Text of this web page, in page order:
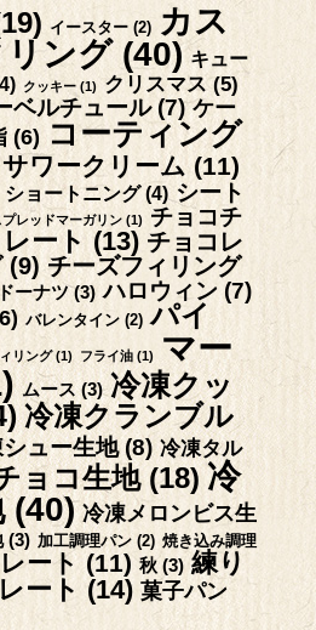
イースター (2) カス
ング(40) キュー
クッキー (1) クリスマス(5)
ベルチュール(7) ケー
(6) コーティング
サワークリーム(11)
ショートニング(4) シート
プレッドマーガリン (1)
チョコチ
ート (13) チョコレ
(9) チーズフィリング
ドーナツ(3) ハロウィン (7)
バレンタイン (2) パイ
リング(1) フライ油 (1)
マー
ムース(3) 冷凍クッ
冷凍クランブル
ュー生地(8) 冷凍タル
ョコ生地(18) 冷
(40) 冷凍メロンビス生
(3) 加工調理パン (2) 焼き込み調理
ート (11) 秋 (3) 練り
ート (14) 菓子パン